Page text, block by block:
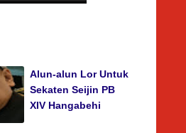
Alun-alun Lor Untuk
Sekaten Seijin PB
XIV Hangabehi